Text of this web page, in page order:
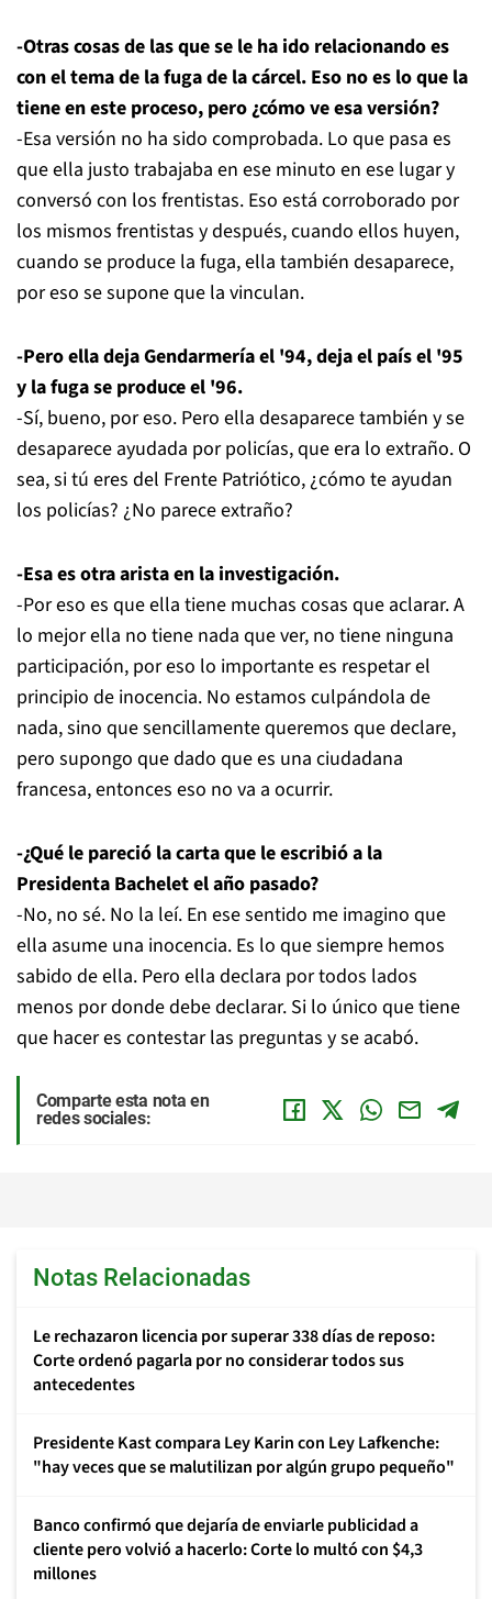
-Otras cosas de las que se le ha ido relacionando es
con el tema de la fuga de la cárcel. Eso no es lo que la
tiene en este proceso, pero ¿cómo ve esa versión?
-Esa versión no ha sido comprobada. Lo que pasa es
que ella justo trabajaba en ese minuto en ese lugar y
conversó con los frentistas. Eso está corroborado por
los mismos frentistas y después, cuando ellos huyen,
cuando se produce la fuga, ella también desaparece,
por eso se supone que la vinculan.
-Pero ella deja Gendarmería el '94, deja el país el '95
y la fuga se produce el '96.
-Sí, bueno, por eso. Pero ella desaparece también y se
desaparece ayudada por policías, que era lo extraño. O
sea, si tú eres del Frente Patriótico, ¿cómo te ayudan
los policías? ¿No parece extraño?
-Esa es otra arista en la investigación.
-Por eso es que ella tiene muchas cosas que aclarar. A
lo mejor ella no tiene nada que ver, no tiene ninguna
participación, por eso lo importante es respetar el
principio de inocencia. No estamos culpándola de
nada, sino que sencillamente queremos que declare,
pero supongo que dado que es una ciudadana
francesa, entonces eso no va a ocurrir.
-¿Qué le pareció la carta que le escribió a la
Presidenta Bachelet el año pasado?
-No, no sé. No la leí. En ese sentido me imagino que
ella asume una inocencia. Es lo que siempre hemos
sabido de ella. Pero ella declara por todos lados
menos por donde debe declarar. Si lo único que tiene
que hacer es contestar las preguntas y se acabó.
Comparte esta nota en
redes sociales:
Notas Relacionadas
Le rechazaron licencia por superar 338 días de reposo:
Corte ordenó pagarla por no considerar todos sus
antecedentes
Presidente Kast compara Ley Karin con Ley Lafkenche:
"hay veces que se malutilizan por algún grupo pequeño"
Banco confirmó que dejaría de enviarle publicidad a
cliente pero volvió a hacerlo: Corte lo multó con $4,3
millones